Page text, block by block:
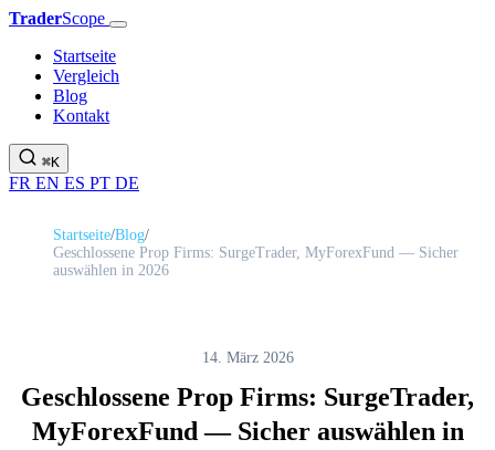
TraderScope
Startseite
Vergleich
Blog
Kontakt
⌘K
FR EN ES PT DE
Startseite/Blog/
Geschlossene Prop Firms: SurgeTrader, MyForexFund — Sicher
auswählen in 2026
14. März 2026
Geschlossene Prop Firms: SurgeTrader,
MyForexFund — Sicher auswählen in